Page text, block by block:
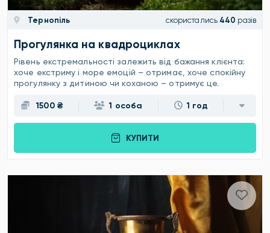
Тернопіль скористались 440 разів
Прогулянка на квадроциклах
Рівень екстремальності залежить від бажання клієнта:
хоче екстриму і море емоцій – отримає, хоче спокійну
прогулянку з дитиною чи коханою – отримує це.
1500 ₴ 1 особа 1 год
КУПИТИ